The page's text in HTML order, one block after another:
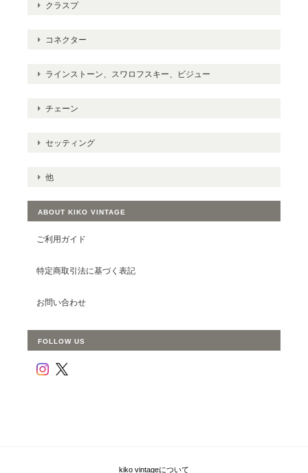
クラスプ
コネクター
ラインストーン、スワロフスキー、ビジュー
チェーン
セッティング
他
ABOUT KIKO VINTAGE
ご利用ガイド
特定商取引法に基づく表記
お問い合わせ
FOLLOW US
kiko vintageについて